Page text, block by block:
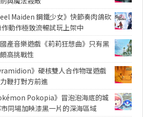
Maiden 鋼鐵少女》快節奏肉鴿砍
動作極致流暢試玩上架中
國產音樂遊戲《莉莉狂想曲》只有黑
高挑戰性
》硬核雙人合作物理遊戲
鞭打對方前進
Pokopia》冒泡泡海底的城
同場加映漆黑一片的深海區域